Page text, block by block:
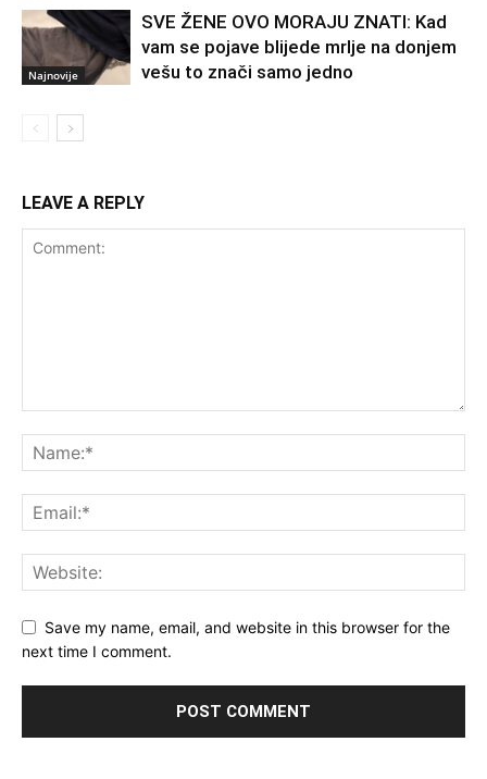
Najnovije
SVE ŽENE OVO MORAJU ZNATI: Kad
vam se pojave blijede mrlje na donjem
vešu to znači samo jedno
LEAVE A REPLY
Save my name, email, and website in this browser for the
next time I comment.